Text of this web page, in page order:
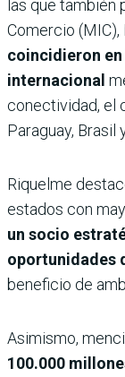
las que también
Comercio
coincidieron
internacional
conectividad, el
Paraguay, Brasil
Riquelme
estados con
un socio
oportunidades
beneficio de
Asimismo,
100.000